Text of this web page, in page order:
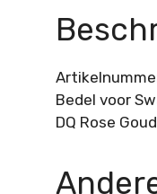
Bedel voor
DQ Rose Goud